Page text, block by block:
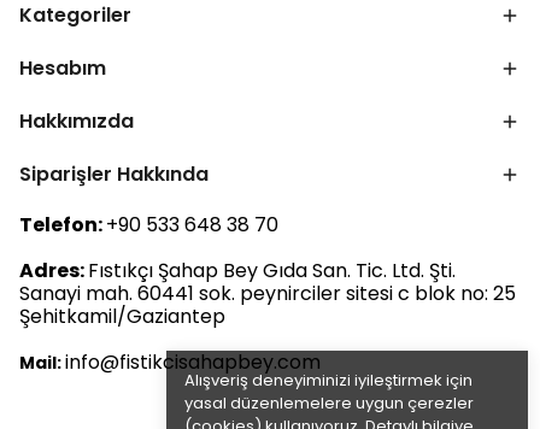
Alışveriş deneyiminizi iyileştirmek için
yasal düzenlemelere uygun çerezler
Kategoriler
Hesabım
Hakkımızda
Siparişler Hakkında
Telefon:+90 533 648 38 70
Adres:Fıstıkçı Şahap Bey Gıda San. Tic. Ltd. Şti.
Sanayi mah. 60441 sok. peynirciler sitesi c blok no: 25
Şehitkamil/Gaziantep
Mail:info@fistikcisahapbey.com